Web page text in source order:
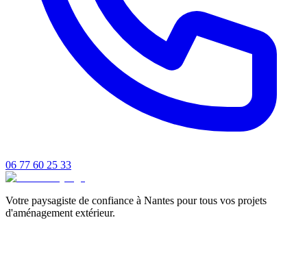
06 77 60 25 33
Votre paysagiste de confiance à Nantes pour tous vos projets
d'aménagement extérieur.